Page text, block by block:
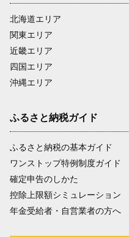
北海道エリア
関東エリア
近畿エリア
四国エリア
沖縄エリア
ふるさと納税ガイド
ふるさと納税の基本ガイド
ワンストップ特例制度ガイド
確定申告のしかた
控除上限額シミュレーション
年金受給者・自営業者の方へ